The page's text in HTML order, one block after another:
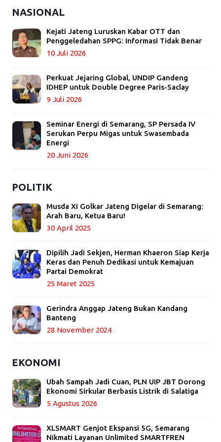
NASIONAL
Kejati Jateng Luruskan Kabar OTT dan
Penggeledahan SPPG: Informasi Tidak Benar
10 Juli 2026
Perkuat Jejaring Global, UNDIP Gandeng
IDHEP untuk Double Degree Paris-Saclay
9 Juli 2026
Seminar Energi di Semarang, SP Persada IV
Serukan Perpu Migas untuk Swasembada
Energi
20 Juni 2026
POLITIK
Musda XI Golkar Jateng Digelar di Semarang:
Arah Baru, Ketua Baru!
30 April 2025
Dipilih Jadi Sekjen, Herman Khaeron Siap Kerja
Keras dan Penuh Dedikasi untuk Kemajuan
Partai Demokrat
25 Maret 2025
Gerindra Anggap Jateng Bukan Kandang
Banteng
28 November 2024
EKONOMI
Ubah Sampah Jadi Cuan, PLN UIP JBT Dorong
Ekonomi Sirkular Berbasis Listrik di Salatiga
5 Agustus 2026
XLSMART Genjot Ekspansi 5G, Semarang
Nikmati Layanan Unlimited SMARTFREN